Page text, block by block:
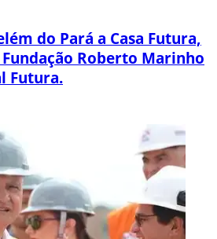
do Pará a Casa Futura,
Roberto Marinho
Futura.